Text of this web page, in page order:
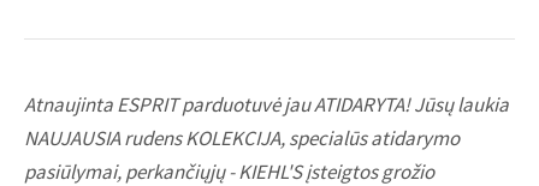
Atnaujinta ESPRIT parduotuvė jau ATIDARYTA! Jūsų laukia
NAUJAUSIA rudens KOLEKCIJA, specialūs atidarymo
pasiūlymai, perkančiųjų - KIEHL'S įsteigtos grožio